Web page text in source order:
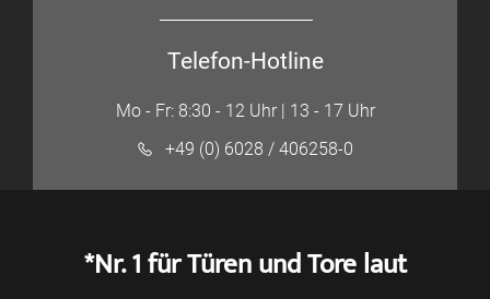
Telefon-Hotline
Mo - Fr: 8:30 - 12 Uhr | 13 - 17 Uhr
+49 (0) 6028 / 406258-0
*Nr. 1 für Türen und Tore laut